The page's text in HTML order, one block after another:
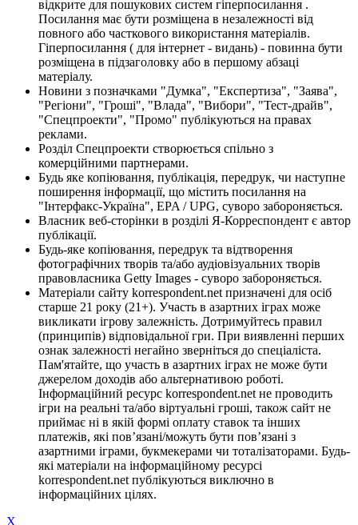
відкрите для пошукових систем гіперпосилання .
Посилання має бути розміщена в незалежності від
повного або часткового використання матеріалів.
Гіперпосилання ( для інтернет - видань) - повинна бути
розміщена в підзаголовку або в першому абзаці
матеріалу.
Новини з позначками "Думка", "Експертиза", "Заява",
"Регіони", "Гроші", "Влада", "Вибори", "Тест-драйв",
"Спецпроекти", "Промо" публікуються на правах
реклами.
Розділ Спецпроекти створюється спільно з
комерційними партнерами.
Будь яке копіювання, публікація, передрук, чи наступне
поширення інформації, що містить посилання на
"Інтерфакс-Україна", EPA / UPG, суворо забороняється.
Власник веб-сторінки в розділі Я-Корреспондент є автор
публікації.
Будь-яке копіювання, передрук та відтворення
фотографічних творів та/або аудіовізуальних творів
правовласника Getty Images - суворо забороняється.
Матеріали сайту korrespondent.net призначені для осіб
старше 21 року (21+). Участь в азартних іграх може
викликати ігрову залежність. Дотримуйтесь правил
(принципів) відповідальної гри. При виявленні перших
ознак залежності негайно зверніться до спеціаліста.
Пам'ятайте, що участь в азартних іграх не може бути
джерелом доходів або альтернативою роботі.
Інформаційний ресурс korrespondent.net не проводить
ігри на реальні та/або віртуальні гроші, також сайт не
приймає ні в якій формі оплату ставок та інших
платежів, які пов’язані/можуть бути пов’язані з
азартними іграми, букмекерами чи тоталізаторами. Будь-
які матеріали на інформаційному ресурсі
korrespondent.net публікуються виключно в
інформаційних цілях.
X